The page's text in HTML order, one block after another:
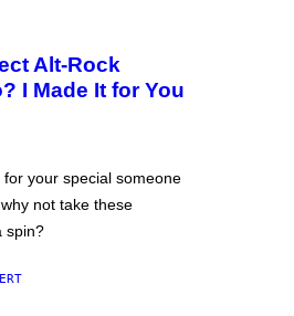
Alt-Rock
I Made It for You
your special someone
not take these
spin?